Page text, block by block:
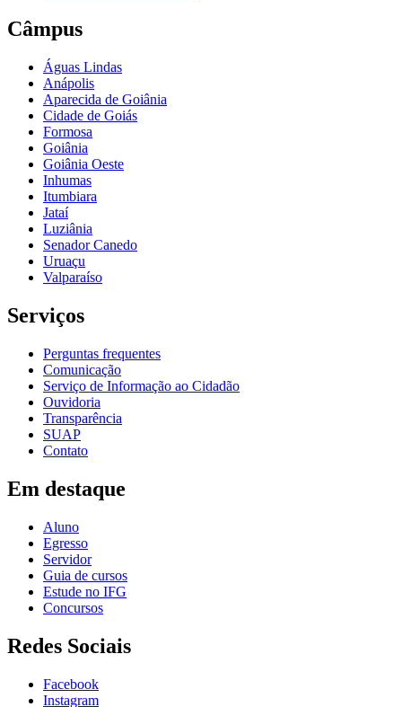
Câmpus
Águas Lindas
Anápolis
Aparecida de Goiânia
Cidade de Goiás
Formosa
Goiânia
Goiânia Oeste
Inhumas
Itumbiara
Jataí
Luziânia
Senador Canedo
Uruaçu
Valparaíso
Serviços
Perguntas frequentes
Comunicação
Serviço de Informação ao Cidadão
Ouvidoria
Transparência
SUAP
Contato
Em destaque
Aluno
Egresso
Servidor
Guia de cursos
Estude no IFG
Concursos
Redes Sociais
Facebook
Instagram